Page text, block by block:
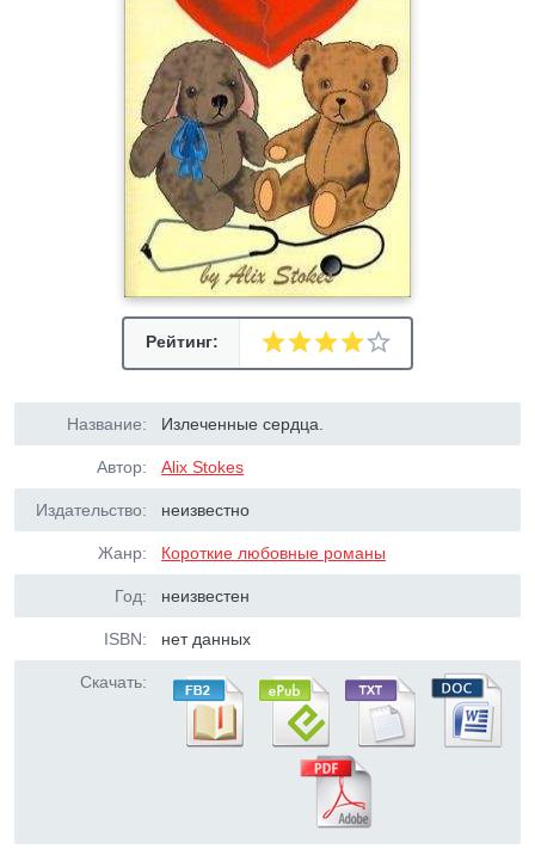
Рейтинг:
Название: Излеченные сердца.
Автор: Alix Stokes
Издательство: неизвестно
Жанр: Короткие любовные романы
Год: неизвестен
ISBN: нет данных
Скачать: